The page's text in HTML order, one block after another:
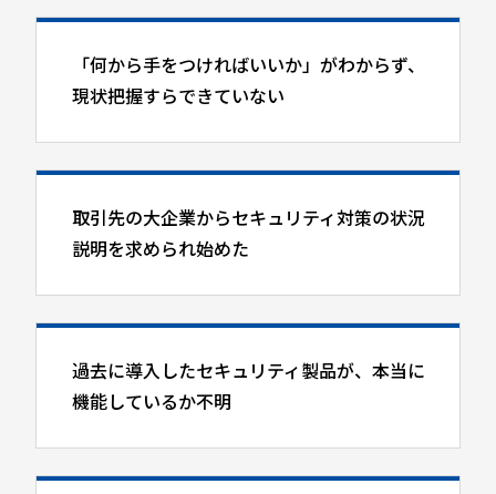
「何から手をつければいいか」がわからず、
現状把握すらできていない
取引先の大企業からセキュリティ対策の状況
説明を求められ始めた
過去に導入したセキュリティ製品が、本当に
機能しているか不明